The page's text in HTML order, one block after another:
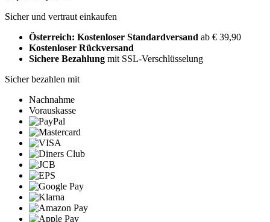
Sicher und vertraut einkaufen
Österreich: Kostenloser Standardversand ab € 39,90
Kostenloser Rückversand
Sichere Bezahlung mit SSL-Verschlüsselung
Sicher bezahlen mit
Nachnahme
Vorauskasse